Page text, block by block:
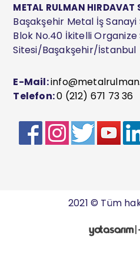
METAL RULMAN HIRDAVAT
Başakşehir Metal İş Sanayi
Blok No.40 İkitelli Organize
Sitesi/Başakşehir/İstanbul
E-Mail:
Telefon:0 (212) 671 73 36
2021 © Tüm